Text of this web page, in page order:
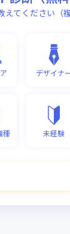
てください（
デザイナ
種 未経験